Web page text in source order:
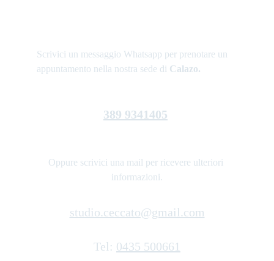
389 9341405
Scrivici un messaggio Whatsapp per prenotare un
appuntamento nella nostra sede di Calazo.
Oppure scrivici una mail per ricevere ulteriori
informazioni.
studio.ceccato@gmail.com
Tel: 0435 500661